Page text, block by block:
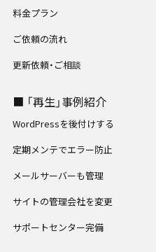
料金プラン
ご依頼の流れ
更新依頼・ご相談
■ 「再生」事例紹介
WordPressを後付けする
定期メンテでエラー防止
メールサーバーも管理
サイトの管理会社を変更
サポートセンター完備